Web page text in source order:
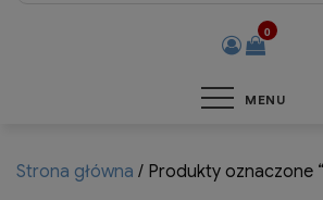
0
MENU
Strona główna / Produkty oznaczone